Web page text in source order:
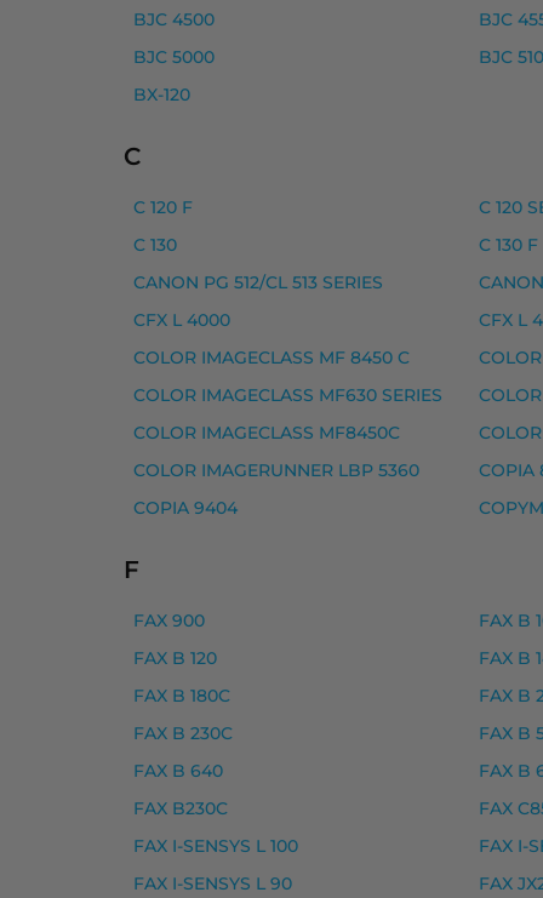
Canon 045 laserkasetti, syaani – tarvike,
Canon 045H laserkasetti, keltainen –
Canon 045H laserkasetti, magenta –
Canon 045H laserkasetti, musta – tarvike,
Yhteensopivat tulostimet
COLOR IMAGECLASS MF630 SERIES,
Canon 046 laserkasetti, keltainen –
Canon 046 laserkasetti, magenta –
Canon 046 laserkasetti, musta – tarvike,
Canon 046 laserkasetti, syaani – tarvike,
Canon 046H laserkasetti, keltainen –
Yhteensopivat tulostimet
I-SENSYS LBP653CDW, I-SENSYS
Canon 047 laserkasetti,
Canon 047 laserkasetti, musta – tarvike,
BJC 4500
BJC
BJC 5000
BJC
BX-120
C
C 120 F C 120
C 130
C 130 F
CANON PG 512/CL 513 SERIES
CFX L 4000
CFX L
COLOR IMAGECLASS MF 8450 C
COLOR IMAGECLASS MF630 SERIES
COLOR IMAGECLASS MF8450C
COLOR IMAGERUNNER LBP 5360
COPIA
COPIA 9404
F
FAX 900 FAX B
FAX B 120
FAX B
FAX B 180C
FAX B
FAX B 230C
FAX B
FAX B 640
FAX B
FAX B230C
FAX
FAX I-SENSYS L 100
FAX I-
FAX I-SENSYS L 90
FAX